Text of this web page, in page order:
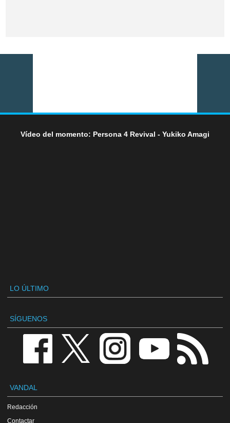
Vídeo del momento: Persona 4 Revival - Yukiko Amagi
LO ÚLTIMO
SÍGUENOS
VANDAL
Redacción
Contactar